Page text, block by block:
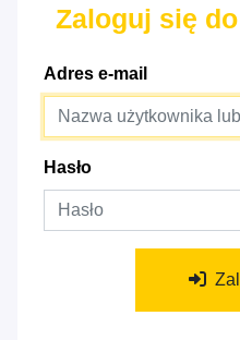
Zaloguj się
Adres e-mail
Hasło